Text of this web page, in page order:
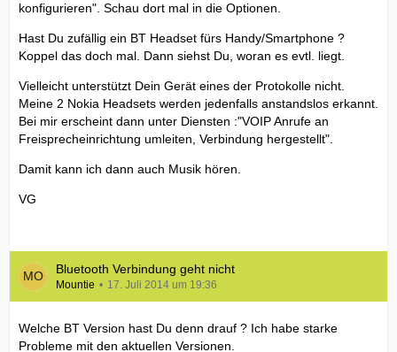
konfigurieren". Schau dort mal in die Optionen.
Hast Du zufällig ein BT Headset fürs Handy/Smartphone ?
Koppel das doch mal. Dann siehst Du, woran es evtl. liegt.
Vielleicht unterstützt Dein Gerät eines der Protokolle nicht.
Meine 2 Nokia Headsets werden jedenfalls anstandslos erkannt.
Bei mir erscheint dann unter Diensten :"VOIP Anrufe an
Freisprecheinrichtung umleiten, Verbindung hergestellt".
Damit kann ich dann auch Musik hören.
VG
Bluetooth Verbindung geht nicht
Mountie 17. Juli 2014 um 19:36
Welche BT Version hast Du denn drauf ? Ich habe starke
Probleme mit den aktuellen Versionen.